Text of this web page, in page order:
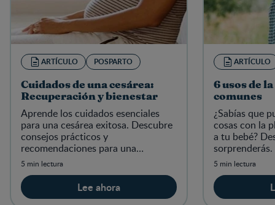
ARTÍCULO POSPARTO
Cuidados de una cesárea:
Recuperación y bienestar
Aprende los cuidados esenciales
para una cesárea exitosa. Descubre
consejos prácticos y
recomendaciones para una
recuperación óptima. ¡Infórmate
5 min lectura
Lee ahora
ARTÍCULO
6 usos de
comunes
¿Sabías que
cosas con la
a tu bebé?
5 min lectura